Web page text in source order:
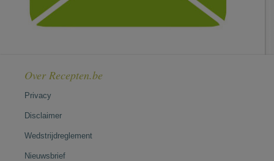
Over Recepten.be
Privacy
Disclaimer
Wedstrijdreglement
Nieuwsbrief